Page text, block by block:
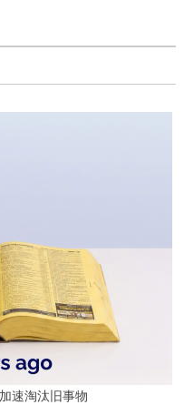
速淘汰旧事物